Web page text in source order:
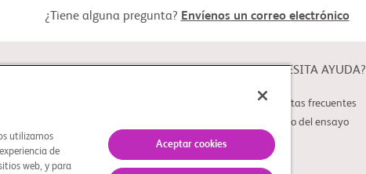
¿Tiene alguna pregunta? Envíenos un correo electrónico
¿NECESITA AYUDA?
Preguntas frecuentes
Glosario del ensayo
utilizamos
de
web, y para
Aceptar cookies